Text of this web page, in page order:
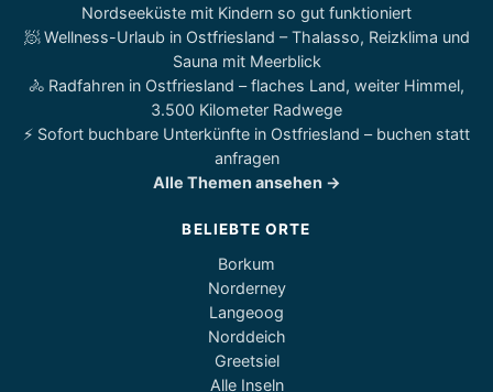
Nordseeküste mit Kindern so gut funktioniert
🧖 Wellness-Urlaub in Ostfriesland – Thalasso, Reizklima und
Sauna mit Meerblick
🚴 Radfahren in Ostfriesland – flaches Land, weiter Himmel,
3.500 Kilometer Radwege
⚡ Sofort buchbare Unterkünfte in Ostfriesland – buchen statt
anfragen
Alle Themen ansehen →
BELIEBTE ORTE
Borkum
Norderney
Langeoog
Norddeich
Greetsiel
Alle Inseln